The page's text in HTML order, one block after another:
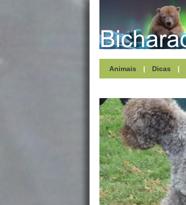
Animais | Dicas |